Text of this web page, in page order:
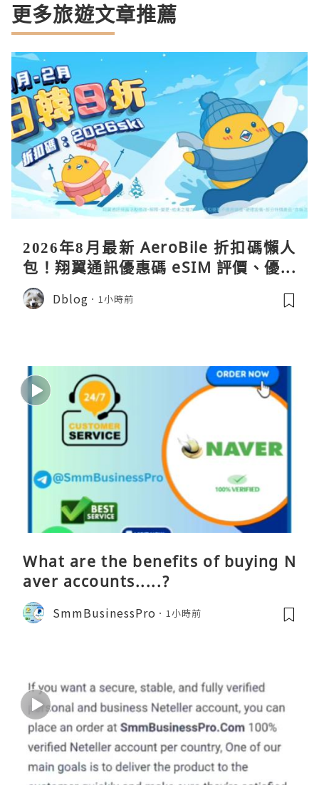
更多旅遊文章推薦
2026年8月最新 AeroBile 折扣碼懶人
包！翔翼通訊優惠碼 eSIM 評價、優缺
點、蝴蝶wifi機教學完整整理
Dblog 1小時前
What are the benefits of buying N
aver accounts.....?
SmmBusinessPro 1小時前